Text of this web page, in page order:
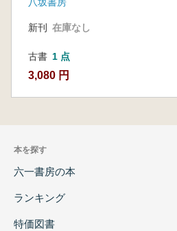
新刊 在庫なし
古書 1 点
3,080 円
本を探す
六一書房の本
ランキング
特価図書